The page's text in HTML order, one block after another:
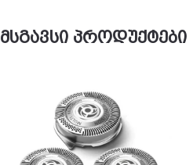
მსგავსი პროდუქტები